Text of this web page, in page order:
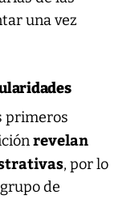
una vez
primeros
revelan
, por lo
de